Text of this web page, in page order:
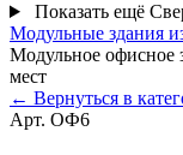
Показать ещё
Модульные здания
Модульное офисное
мест
← Вернуться в
Арт. ОФ6